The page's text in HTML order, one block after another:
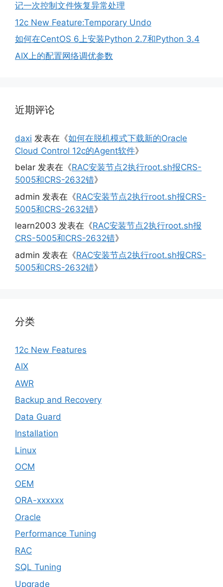
记一次控制文件恢复异常处理
12c New Feature:Temporary Undo
如何在CentOS 6上安装Python 2.7和Python 3.4
AIX上的配置网络调优参数
近期评论
daxi 发表在《如何在脱机模式下载新的Oracle
Cloud Control 12c的Agent软件》
belar 发表在《RAC安装节点2执行root.sh报CRS-
5005和CRS-2632错》
admin 发表在《RAC安装节点2执行root.sh报CRS-
5005和CRS-2632错》
learn2003 发表在《RAC安装节点2执行root.sh报
CRS-5005和CRS-2632错》
admin 发表在《RAC安装节点2执行root.sh报CRS-
5005和CRS-2632错》
分类
12c New Features
AIX
AWR
Backup and Recovery
Data Guard
Installation
Linux
OCM
OEM
ORA-xxxxxx
Oracle
Performance Tuning
RAC
SQL Tuning
Upgrade